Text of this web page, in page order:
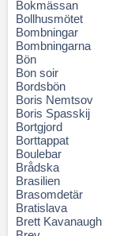
Bokmässan
Bollhusmötet
Bombningar
Bombningarna
Bön
Bon soir
Bordsbön
Boris Nemtsov
Boris Spasskij
Bortgjord
Borttappat
Boulebar
Brådska
Brasilien
Brasomdetär
Bratislava
Brett Kavanaugh